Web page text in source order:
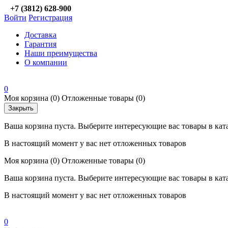
+7 (3812) 628-900
Войти Регистрация
Доставка
Гарантия
Наши преимущества
О компании
0
Моя корзина (0) Отложенные товары (0)
Закрыть
Ваша корзина пуста. Выберите интересующие вас товары в
В настоящий момент у вас нет отложенных товаров
Моя корзина (0) Отложенные товары (0)
Ваша корзина пуста. Выберите интересующие вас товары в
В настоящий момент у вас нет отложенных товаров
0